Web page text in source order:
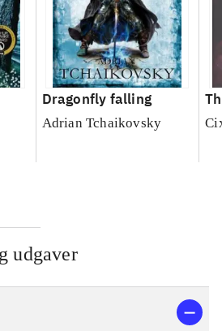
Dragonfly falling
Adrian Tchaikovsky
udgaver